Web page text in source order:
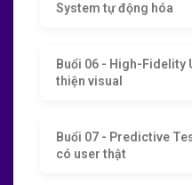
System tự động hóa
Buổi 06 - High-Fidelity
thiện visual
Buổi 07 - Predictive
có user thật